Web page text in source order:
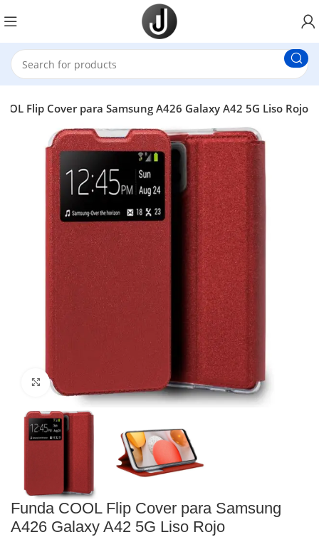
Flip Cover para Samsung A426 Galaxy A42 5G Liso Rojo
Click to enlarge
Funda COOL Flip Cover para Samsung
A426 Galaxy A42 5G Liso Rojo